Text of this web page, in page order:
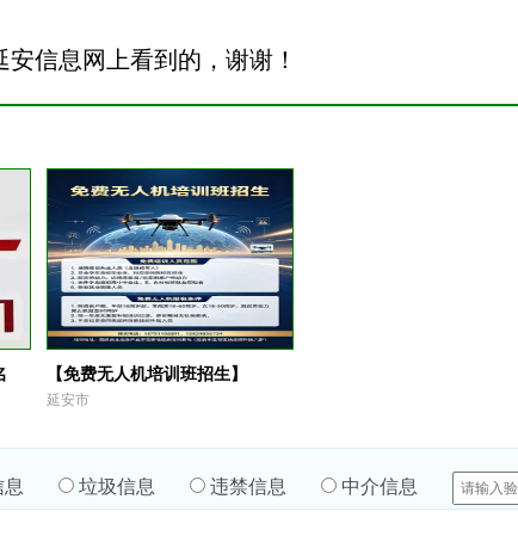
信息网上看到的，谢谢！
【免费无人机培训班招生】
延安市
息 垃圾信息 违禁信息 中介信息